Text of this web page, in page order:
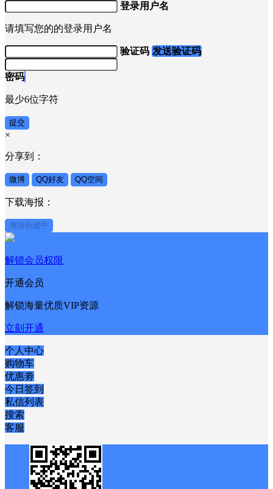
登录用户名
请填写您的的登录用户名
验证码 发送验证码
密码
最少6位字符
提交
×
分享到：
微博 QQ好友 QQ空间
下载海报：
海报创建中
解锁会员权限
开通会员
解锁海量优质VIP资源
立刻开通
个人中心
购物车
优惠劵
今日签到
私信列表
搜索
客服